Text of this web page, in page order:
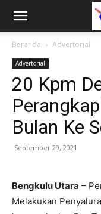
Beranda Advertorial
Advertorial
20 Kpm
Bulan Ke
September 29, 2021
Bengkulu Utara –
Melakukan